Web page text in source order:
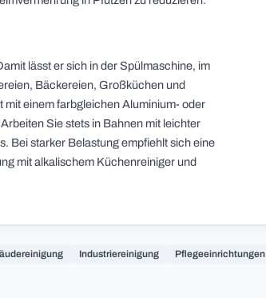
lässt er sich in der Spülmaschine, im
Bäckereien, Großküchen und
einem farbgleichen Aluminium- oder
Sie stets in Bahnen mit leichter
Bei starker Belastung empfiehlt sich eine
mit alkalischem Küchenreiniger und
Industriereinigung Pflegeeinrichtungen